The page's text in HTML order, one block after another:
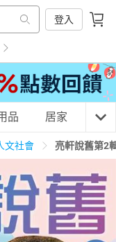
登入
健 民生用品
品 居家 3C
文社會 亮軒說舊第2